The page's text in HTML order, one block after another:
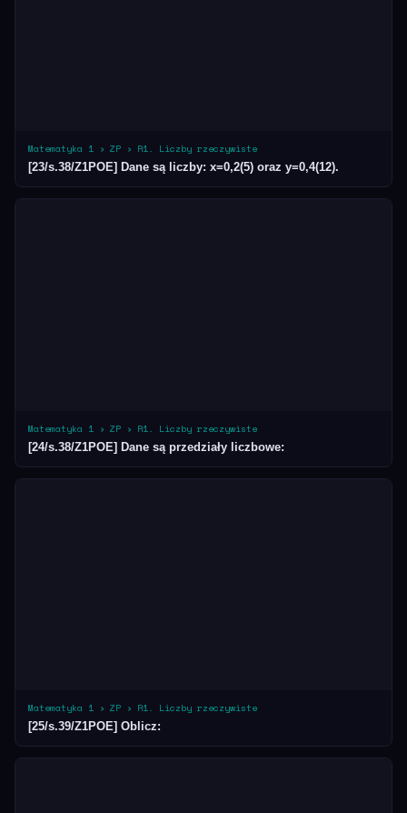
Matematyka 1 › ZP › R1. Liczby rzeczywiste
[23/s.38/Z1POE] Dane są liczby: x=0,2(5) oraz y=0,4(12).
Matematyka 1 › ZP › R1. Liczby rzeczywiste
[24/s.38/Z1POE] Dane są przedziały liczbowe:
Matematyka 1 › ZP › R1. Liczby rzeczywiste
[25/s.39/Z1POE] Oblicz: